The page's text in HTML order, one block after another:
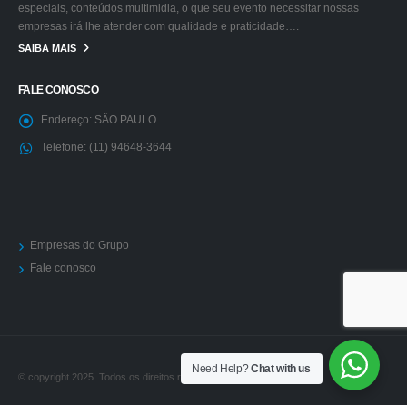
especiais, conteúdos multimidia, o que seu evento necessitar nossas
empresas irá lhe atender com qualidade e praticidade….
SAIBA MAIS
FALE CONOSCO
Endereço: SÃO PAULO
Telefone: (11) 94648-3644
Empresas do Grupo
Fale conosco
© copyright 2025. Todos os direitos reservados.
Need Help?Chat with us